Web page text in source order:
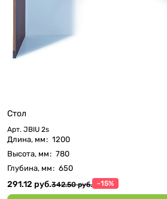
Стол
Арт. JBIU 2s
Длина, мм: 1200
Высота, мм: 780
Глубина, мм: 650
291.12 руб.342.50 руб. -15%